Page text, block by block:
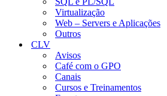
Virtualização
Web – Servers e Aplicações
Outros
CLV
Avisos
Café com o GPO
Canais
Cursos e Treinamentos